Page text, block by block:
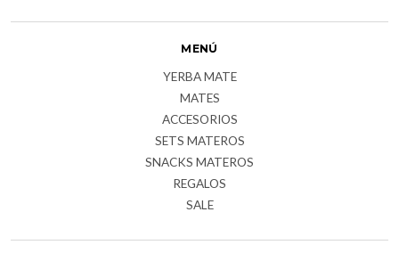
MENÚ
YERBA MATE
MATES
ACCESORIOS
SETS MATEROS
SNACKS MATEROS
REGALOS
SALE